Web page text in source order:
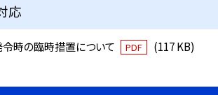
応
時の臨時措置について PDF (117 KB)